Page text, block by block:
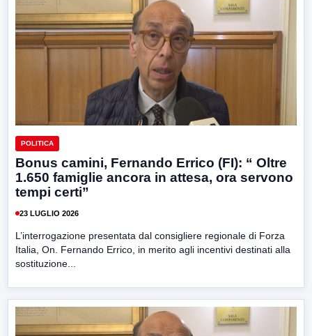
POLITICA
Bonus camini, Fernando Errico (FI): “ Oltre
1.650 famiglie ancora in attesa, ora servono
tempi certi”
23 LUGLIO 2026
L’interrogazione presentata dal consigliere regionale di Forza
Italia, On. Fernando Errico, in merito agli incentivi destinati alla
sostituzione...